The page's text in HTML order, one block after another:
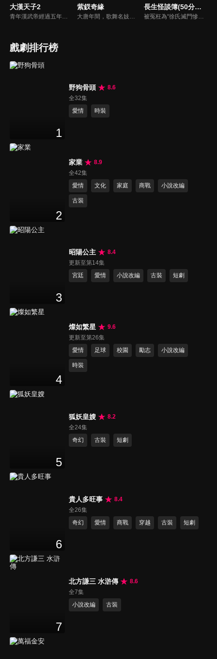
大漢天子2 紫釵奇緣 長生怪談簿(50分鐘版)
戲劇排行榜
1
野狗骨頭
8.6
全32集
愛情
時裝
2
家業
8.9
全42集
愛情
文化 家庭 商戰 小說改編
古裝
3
昭陽公主
8.4
更新至第14集
宮廷
愛情 小說改編 古裝 短劇
4
燦如繁星
9.6
更新至第26集
愛情
足球 校園 勵志 小說改編
時裝
5
狐妖皇嫂
8.2
全24集
奇幻
古裝 短劇
6
貴人多旺事
8.4
全26集
奇幻
愛情 商戰 穿越 古裝 短劇
7
北方謙三 水滸傳
8.6
全7集
小說改編
古裝